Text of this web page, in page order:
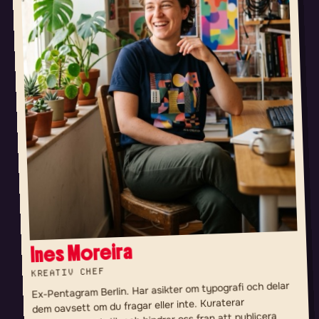
Ines Moreira
KREATIV CHEF
Ex-Pentagram Berlin. Har asikter om typografi och delar
dem oavsett om du fragar eller inte. Kuraterar